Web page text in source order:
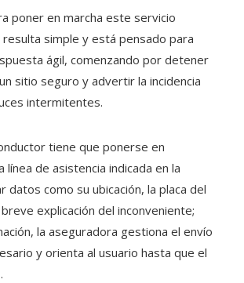
poner en marcha este servicio
simple y está pensado para
ágil, comenzando por detener
sitio seguro y advertir la incidencia
intermitentes.
tiene que ponerse en
línea de asistencia indicada en la
datos como su ubicación, la placa del
explicación del inconveniente;
la aseguradora gestiona el envío
y orienta al usuario hasta que el